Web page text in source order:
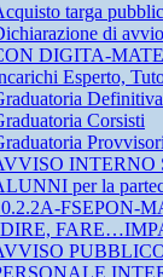
targa
di
DIGITA-
Esperto,
Corsisti
INTERNO
per la
FSEPON-